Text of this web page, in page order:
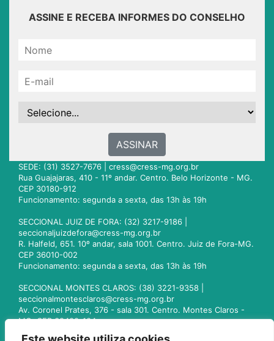
ASSINE E RECEBA INFORMES DO CONSELHO
ASSINAR
SEDE: (31) 3527-7676 | cress@cress-mg.org.br
Rua Guajajaras, 410 - 11º andar. Centro. Belo Horizonte - MG.
CEP 30180-912
Funcionamento: segunda a sexta, das 13h às 19h
SECCIONAL JUIZ DE FORA: (32) 3217-9186 |
seccionaljuizdefora@cress-mg.org.br
R. Halfeld, 651. 10º andar, sala 1001. Centro. Juiz de Fora-MG.
CEP 36010-002
Funcionamento: segunda a sexta, das 13h às 19h
SECCIONAL MONTES CLAROS: (38) 3221-9358 |
seccionalmontesclaros@cress-mg.org.br
Av. Coronel Prates, 376 - sala 301. Centro. Montes Claros -
MG. CEP 39400-104